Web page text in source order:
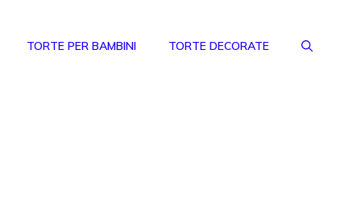
TORTE PER BAMBINI TORTE DECORATE